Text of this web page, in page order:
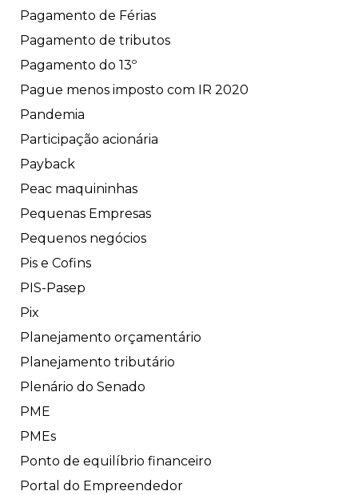
Pagamento de Férias
Pagamento de tributos
Pagamento do 13º
Pague menos imposto com IR 2020
Pandemia
Participação acionária
Payback
Peac maquininhas
Pequenas Empresas
Pequenos negócios
Pis e Cofins
PIS-Pasep
Pix
Planejamento orçamentário
Planejamento tributário
Plenário do Senado
PME
PMEs
Ponto de equilíbrio financeiro
Portal do Empreendedor